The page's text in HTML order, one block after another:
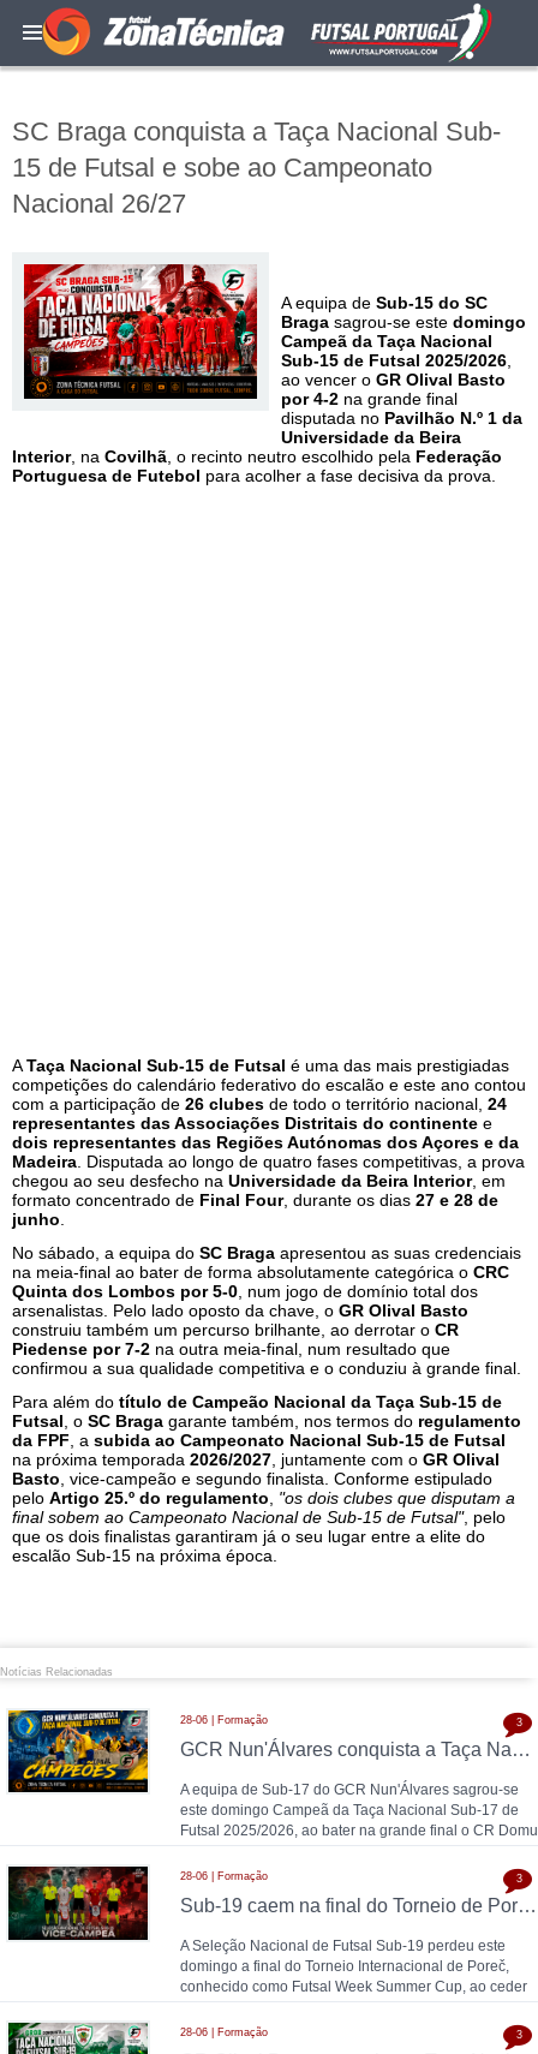
SC Braga conquista a Taça Nacional Sub-
15 de Futsal e sobe ao Campeonato
Nacional 26/27
A equipa de Sub-15 do SC
Braga sagrou-se este domingo
Campeã da Taça Nacional
Sub-15 de Futsal 2025/2026
ao vencer o GR Olival Basto
por 4-2 na grande final
disputada no Pavilhão N.º 1 da
Universidade da Beira
Interior, na Covilhã , o recinto neutro escolhido pela Federação
Portuguesa de Futebol para acolher a fase decisiva da prova.
ATaça Nacional Sub-15 de Futsal é uma das mais prestigiadas
competições do calendário federativo do escalão e este ano contou
com a participação de 26 clubes de todo o território nacional, 24
representantes das Associações Distritais do continente e
dois representantes das Regiões Autónomas dos Açores e da
Madeira . Disputada ao longo de quatro fases competitivas, a prova
chegou ao seu desfecho na Universidade da Beira Interior, em
formato concentrado de Final Four, durante os dias 27 e 28 de
junho
No sábado, a equipa do SC Braga apresentou as suas credenciais
na meia-final ao bater de forma absolutamente categórica o CRC
Quinta dos Lombos por 5-0 , num jogo de domínio total dos
arsenalistas. Pelo lado oposto da chave, o GR Olival Basto
construiu também um percurso brilhante, ao derrotar o CR
Piedense por 7-2 na outra meia-final, num resultado que
confirmou a sua qualidade competitiva e o conduziu à grande final.
Para além do título de Campeão Nacional da Taça Sub-15 de
Futsal , o SC Braga garante também, nos termos do regulamento
da FPF , a subida ao Campeonato Nacional Sub-15 de Futsal
na próxima temporada 2026/2027 , juntamente com o GR Olival
Basto , vice-campeão e segundo finalista. Conforme estipulado
pelo Artigo 25.º do regulamento
"os dois clubes que disputam a
final sobem ao Campeonato Nacional de Sub-15 de Futsal", pelo
que os dois finalistas garantiram já o seu lugar entre a elite do
escalão Sub-15 na próxima época.
Notícias Relacionadas
28-06 | Formação
GCR Nun'Álvares conquista a Taça Nacional Sub-17 de Futsal nas grandes penalidades e sobe ao Nacional
A equipa de Sub-17 do GCR Nun'Álvares sagrou-se
este domingo Campeã da Taça Nacional Sub-17 de
Futsal 2025/2026, ao bater na grande final o CR Domu
3
28-06 | Formação
Sub-19 caem na final do Torneio de Poreč diante da Espanha (1-2)
A Seleção Nacional de Futsal Sub-19 perdeu este
domingo a final do Torneio Internacional de Poreč,
conhecido como Futsal Week Summer Cup, ao ceder
3
28-06 | Formação 3